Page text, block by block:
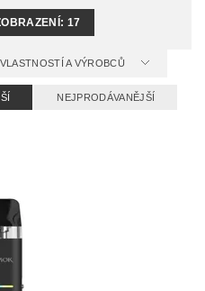
17
A VÝROBCŮ
NEJPRODÁVANĚJŠÍ